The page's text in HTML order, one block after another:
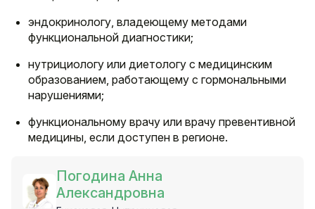
эндокринологу, владеющему методами
функциональной диагностики;
нутрициологу или диетологу с медицинским
образованием, работающему с гормональными
нарушениями;
функциональному врачу или врачу превентивной
медицины, если доступен в регионе.
Погодина Анна
Александровна